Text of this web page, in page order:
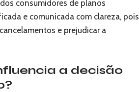
consumidores de planos
e comunicada com clareza, pois
e prejudicar a
a decisão